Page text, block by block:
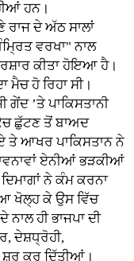
ਹਨ।
ਦੇ ਅੱਠ ਸਾਲਾਂ
ਵਰਖਾ" ਨਾਲ
ਕੀਤਾ ਹੋਇਆ ਹੈ।
ਮੈਚ ਹੋ ਰਿਹਾ ਸੀ।
ਗੇਂਦ ’ਤੇ ਪਾਕਿਸਤਾਨੀ
ਛੁੱਟਣ ਤੋਂ ਬਾਅਦ
ਤੇ ਆਖਰ ਪਾਕਿਸਤਾਨ ਨੇ
ਏਨੀਆਂ ਭੜਕੀਆਂ
ਨੇ ਕੰਮ ਕਰਨਾ
ਖੋਲ੍ਹ ਕੇ ਉਸ ਵਿੱਚ
ਹੀ ਭਾਜਪਾ ਦੀ
ਦੇਸ਼ਧ੍ਰੋਹੀ,
ਸ਼ੁਰੂ ਕਰ ਦਿੱਤੀਆਂ।